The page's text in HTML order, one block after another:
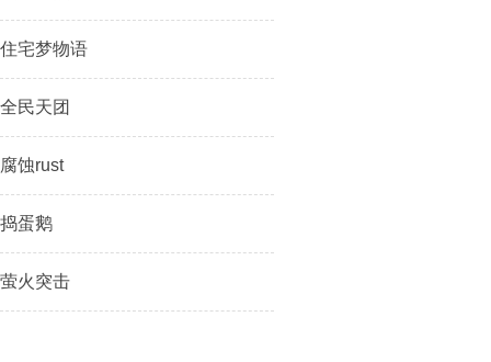
住宅梦物语
全民天团
腐蚀rust
捣蛋鹅
萤火突击